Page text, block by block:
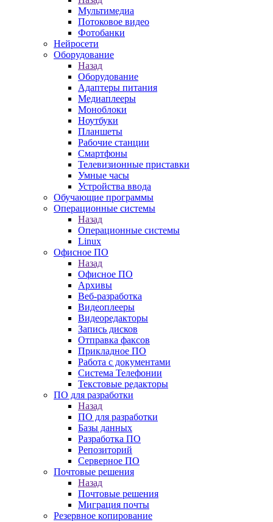
Мультимедиа
Потоковое видео
Фотобанки
Нейросети
Оборудование
Назад
Оборудование
Адаптеры питания
Медиаплееры
Моноблоки
Ноутбуки
Планшеты
Рабочие станции
Смартфоны
Телевизионные приставки
Умные часы
Устройства ввода
Обучающие программы
Операционные системы
Назад
Операционные системы
Linux
Офисное ПО
Назад
Офисное ПО
Архивы
Веб-разработка
Видеоплееры
Видеоредакторы
Запись дисков
Отправка факсов
Прикладное ПО
Работа с документами
Система Телефонии
Текстовые редакторы
ПО для разработки
Назад
ПО для разработки
Базы данных
Разработка ПО
Репозиторий
Серверное ПО
Почтовые решения
Назад
Почтовые решения
Миграция почты
Резервное копирование